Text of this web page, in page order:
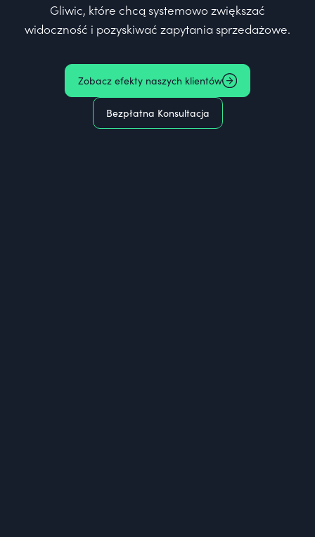
Gliwic, które chcą systemowo zwiększać
widoczność i pozyskiwać zapytania sprzedażowe.
Zobacz efekty naszych klientów
Bezpłatna Konsultacja